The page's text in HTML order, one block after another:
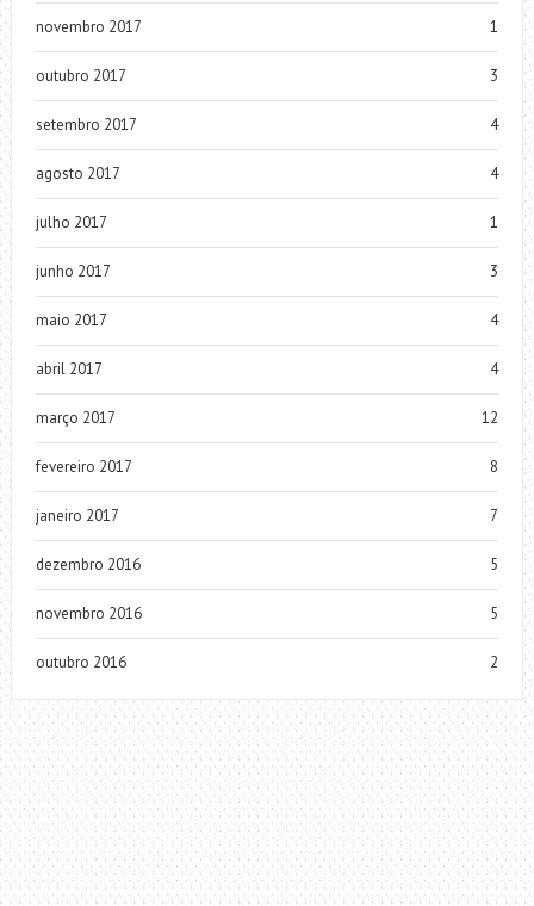
novembro 2017 1
outubro 2017 3
setembro 2017 4
agosto 2017 4
julho 2017 1
junho 2017 3
maio 2017 4
abril 2017 4
março 2017 12
fevereiro 2017 8
janeiro 2017 7
dezembro 2016 5
novembro 2016 5
outubro 2016 2